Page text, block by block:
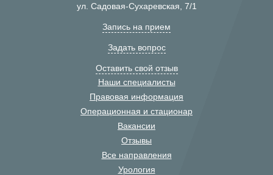
ул. Садовая-Сухаревская, 7/1
Запись на прием
Задать вопрос
Оставить свой отзыв
Наши специалисты
Правовая информация
Операционная и стационар
Вакансии
Отзывы
Все направления
Урология